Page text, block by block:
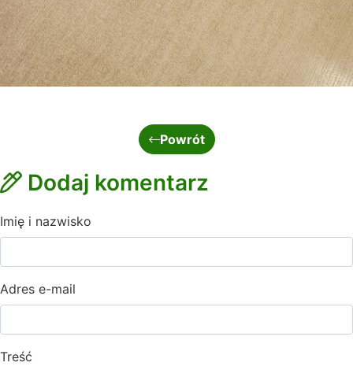
Powrót
Dodaj komentarz
Imię i nazwisko
Adres e-mail
Treść